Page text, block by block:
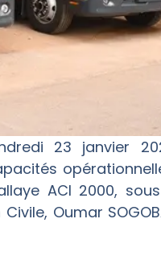
23 janvier
ACI 2000,
Oumar